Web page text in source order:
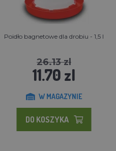
Poidło bagnetowe dla drobiu - 1,5 l
26.13 zl
11.70 zl
W MAGAZYNIE
DO KOSZYKA